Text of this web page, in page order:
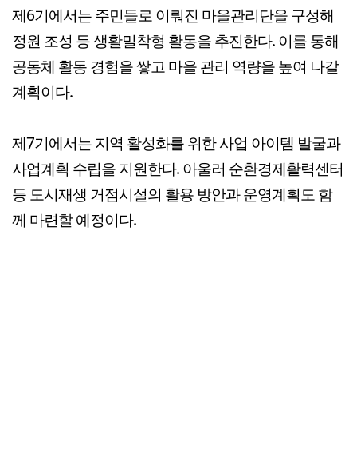
제6기에서는 주민들로 이뤄진 마을관리단을 구성해
정원 조성 등 생활밀착형 활동을 추진한다. 이를 통해
공동체 활동 경험을 쌓고 마을 관리 역량을 높여 나갈
계획이다.
제7기에서는 지역 활성화를 위한 사업 아이템 발굴과
사업계획 수립을 지원한다. 아울러 순환경제활력센터
등 도시재생 거점시설의 활용 방안과 운영계획도 함
께 마련할 예정이다.